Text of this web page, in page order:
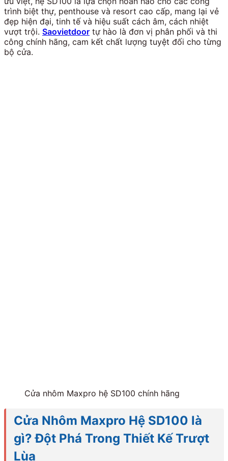
trình biệt thự, penthouse và resort cao cấp, mang lại vẻ
đẹp hiện đại, tinh tế và hiệu suất cách âm, cách nhiệt
vượt trội. Saovietdoor tự hào là đơn vị phân phối và thi
công chính hãng, cam kết chất lượng tuyệt đối cho từng
bộ cửa.
Cửa nhôm Maxpro hệ SD100 chính hãng
Cửa Nhôm Maxpro Hệ SD100 là
gì? Đột Phá Trong Thiết Kế Trượt
Lùa